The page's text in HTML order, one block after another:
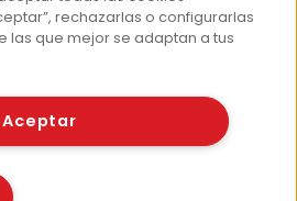
Contacto
Prensa
EROSKI
rechazarlas o configurarlas
las que mejor se adaptan a tus
Aceptar